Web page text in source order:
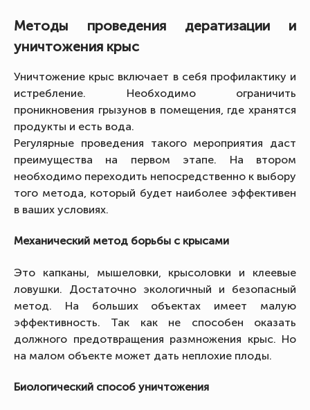
Методы проведения дератизации и
уничтожения крыс
Уничтожение крыс включает в себя профилактику и
истребление. Необходимо ограничить
проникновения грызунов в помещения, где хранятся
продукты и есть вода.
Регулярные проведения такого мероприятия даст
преимущества на первом этапе. На втором
необходимо переходить непосредственно к выбору
того метода, который будет наиболее эффективен
в ваших условиях.
Механический метод борьбы с крысами
Это капканы, мышеловки, крысоловки и клеевые
ловушки. Достаточно экологичный и безопасный
метод. На больших объектах имеет малую
эффективность. Так как не способен оказать
должного предотвращения размножения крыс. Но
на малом объекте может дать неплохие плоды.
Биологический способ уничтожения